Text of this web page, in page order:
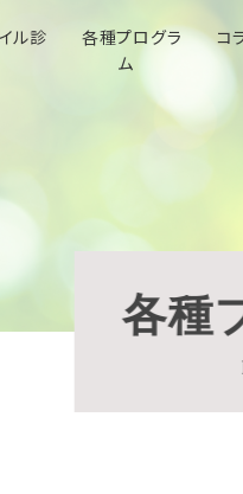
ル診
各種プログラ
ム
コ
各種